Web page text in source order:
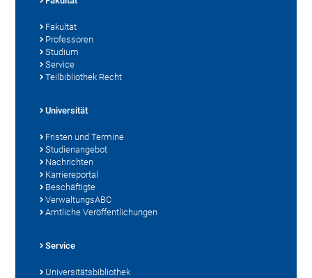
Fakultät
Professoren
Studium
Service
Teilbibliothek Recht
Universität
Fristen und Termine
Studienangebot
Nachrichten
Karriereportal
Beschäftigte
VerwaltungsABC
Amtliche Veröffentlichungen
Service
Universitätsbibliothek